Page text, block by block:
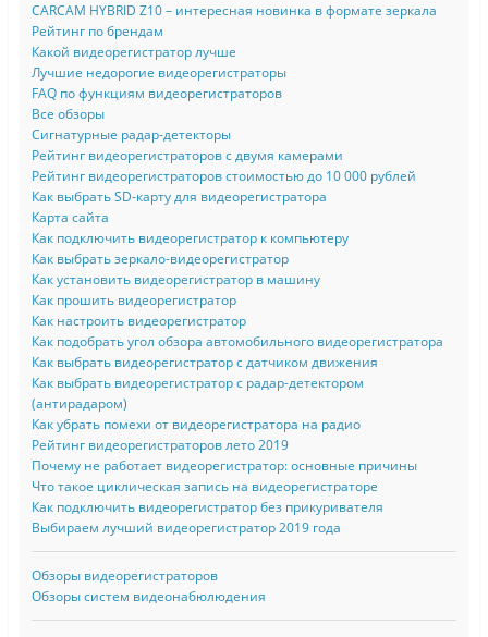
CARCAM HYBRID Z10 – интересная новинка в формате зеркала
Рейтинг по брендам
Какой видеорегистратор лучше
Лучшие недорогие видеорегистраторы
FAQ по функциям видеорегистраторов
Все обзоры
Сигнатурные радар-детекторы
Рейтинг видеорегистраторов с двумя камерами
Рейтинг видеорегистраторов стоимостью до 10 000 рублей
Как выбрать SD-карту для видеорегистратора
Карта сайта
Как подключить видеорегистратор к компьютеру
Как выбрать зеркало-видеорегистратор
Как установить видеорегистратор в машину
Как прошить видеорегистратор
Как настроить видеорегистратор
Как подобрать угол обзора автомобильного видеорегистратора
Как выбрать видеорегистратор с датчиком движения
Как выбрать видеорегистратор с радар-детектором
(антирадаром)
Как убрать помехи от видеорегистратора на радио
Рейтинг видеорегистраторов лето 2019
Почему не работает видеорегистратор: основные причины
Что такое циклическая запись на видеорегистраторе
Как подключить видеорегистратор без прикуривателя
Выбираем лучший видеорегистратор 2019 года
Обзоры видеорегистраторов
Обзоры систем видеонабюлюдения